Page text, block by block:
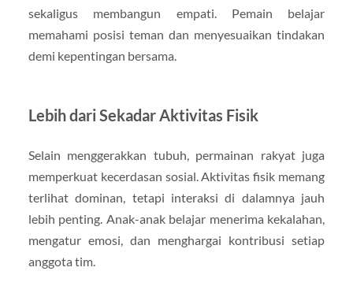
sekaligus membangun empati. Pemain belajar
memahami posisi teman dan menyesuaikan tindakan
demi kepentingan bersama.
Lebih dari Sekadar Aktivitas Fisik
Selain menggerakkan tubuh, permainan rakyat juga
memperkuat kecerdasan sosial. Aktivitas fisik memang
terlihat dominan, tetapi interaksi di dalamnya jauh
lebih penting. Anak-anak belajar menerima kekalahan,
mengatur emosi, dan menghargai kontribusi setiap
anggota tim.